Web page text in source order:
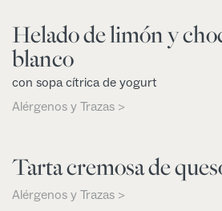
Helado de limón y
blanco
con sopa cítrica de yogurt
Alérgenos y Trazas >
Tarta cremosa de
Alérgenos y Trazas >